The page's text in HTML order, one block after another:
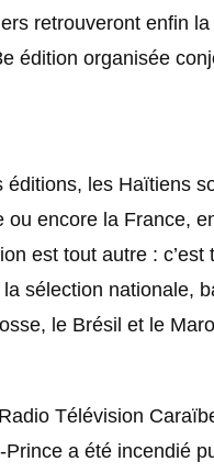
retrouveront enfin
édition organisée
éditions, les Haïtiens
ou encore la France,
est tout autre :
sélection nationale,
le Brésil et le
Télévision
a été incendié